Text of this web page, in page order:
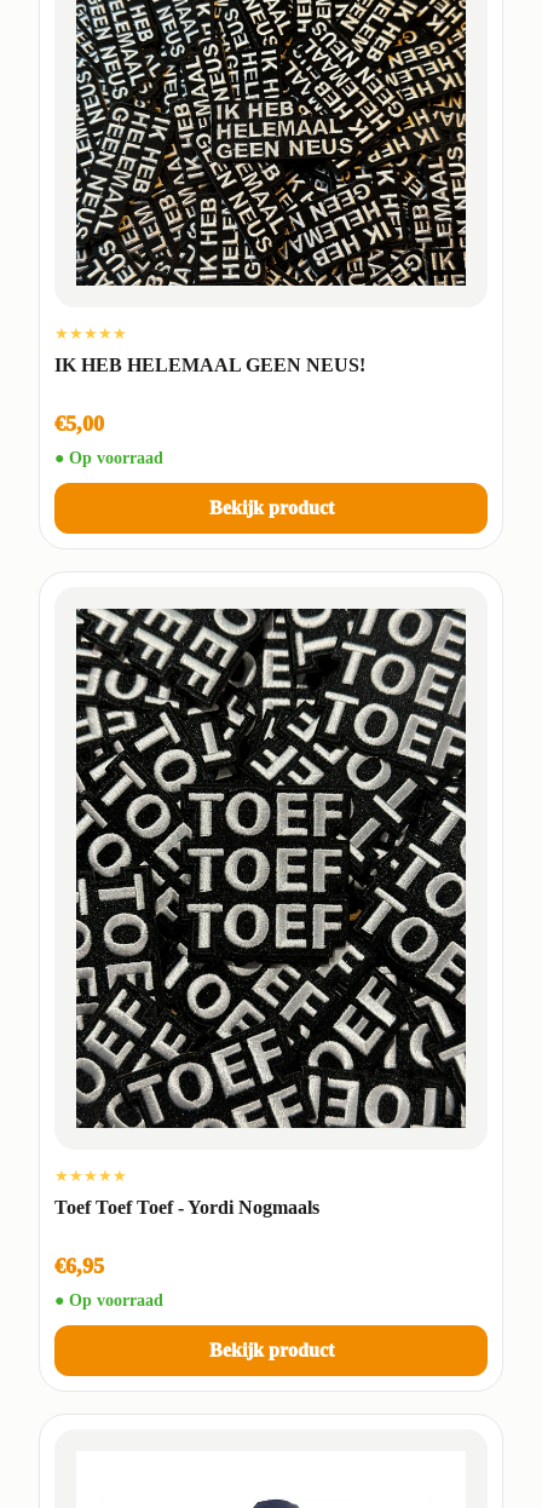
★★★★★
IK HEB HELEMAAL GEEN NEUS!
€5,00
● Op voorraad
Bekijk product
★★★★★
Toef Toef Toef - Yordi Nogmaals
€6,95
● Op voorraad
Bekijk product